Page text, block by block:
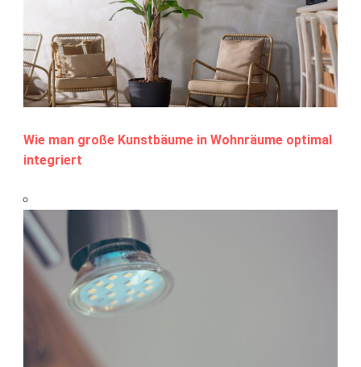
Wie man große Kunstbäume in Wohnräume optimal
integriert